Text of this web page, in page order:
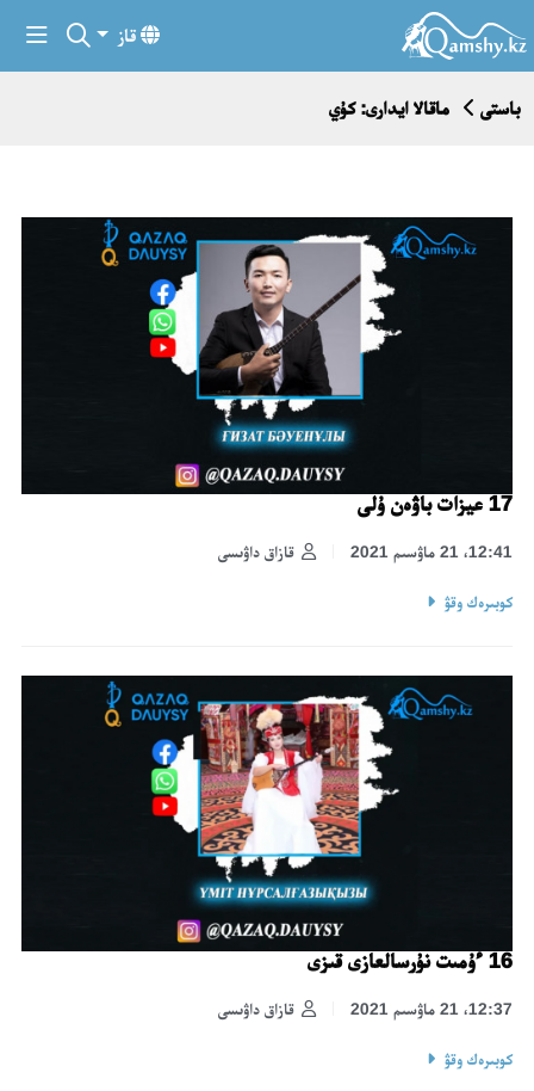
قاز
باستى ماقالا ايدارى: كۇي
17 عيزات باۋەن ۇلى
قازاق داۋىسى 12:41، 21 ماۋسىم 2021
كوبىرەك وقۋ
16 ءۇمىت نۇرسالعازى قىزى
قازاق داۋىسى 12:37، 21 ماۋسىم 2021
كوبىرەك وقۋ